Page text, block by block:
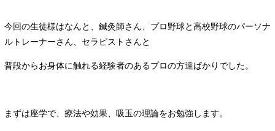
今回の生徒様はなんと、鍼灸師さん、プロ野球と高校野球のパーソナ
ルトレーナーさん、セラピストさんと
普段からお身体に触れる経験者のあるプロの方達ばかりでした。
まずは座学で、療法や効果、吸玉の理論をお勉強します。